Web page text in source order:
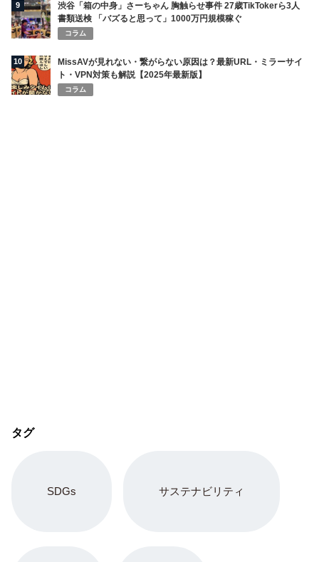
9
渋谷「箱の中身」さーちゃん 胸触らせ事件 27歳TikTokerら3人
書類送検 「バズると思って」1000万円規模稼ぐ
コラム
10
MissAVが見れない・繋がらない原因は？最新URL・ミラーサイ
ト・VPN対策も解説【2025年最新版】
コラム
タグ
SDGs サステナビリティ